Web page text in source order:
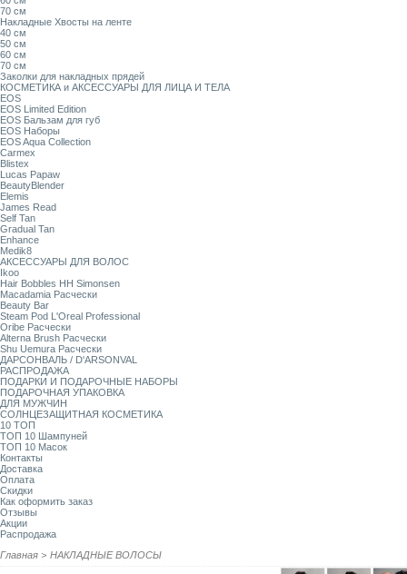
70 см
Накладные Хвосты на ленте
40 см
50 см
60 см
70 см
Заколки для накладных прядей
КОСМЕТИКА и АКСЕССУАРЫ ДЛЯ ЛИЦА И ТЕЛА
EOS
EOS Limited Edition
EOS Бальзам для губ
EOS Наборы
EOS Aqua Collection
Carmex
Blistex
Lucas Papaw
BeautyBlender
Elemis
James Read
Self Tan
Gradual Tan
Enhance
Medik8
АКСЕССУАРЫ ДЛЯ ВОЛОС
Ikoo
Hair Bobbles HH Simonsen
Macadamia Расчески
Beauty Bar
Steam Pod L'Oreal Professional
Oribe Расчески
Alterna Brush Расчески
Shu Uemura Расчески
ДАРСОНВАЛЬ / D'ARSONVAL
РАСПРОДАЖА
ПОДАРКИ И ПОДАРОЧНЫЕ НАБОРЫ
ПОДАРОЧНАЯ УПАКОВКА
ДЛЯ МУЖЧИН
СОЛНЦЕЗАЩИТНАЯ КОСМЕТИКА
10 ТОП
ТОП 10 Шампуней
ТОП 10 Масок
Контакты
Доставка
Оплата
Скидки
Как оформить заказ
Отзывы
Акции
Распродажа
Главная > НАКЛАДНЫЕ ВОЛОСЫ